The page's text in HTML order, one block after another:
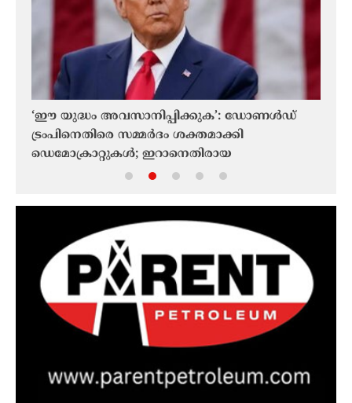
‘ഈ യുദ്ധം അവസാനിപ്പിക്കുക’: ഡോണൾഡ്
ട്രംപിനെതിരെ സമ്മർദം ശക്തമാക്കി
ഡെമോക്രാറ്റുകൾ; ഇറാനെതിരായ
അനുമതിയില്ലാത്ത സൈനിക നടപടി